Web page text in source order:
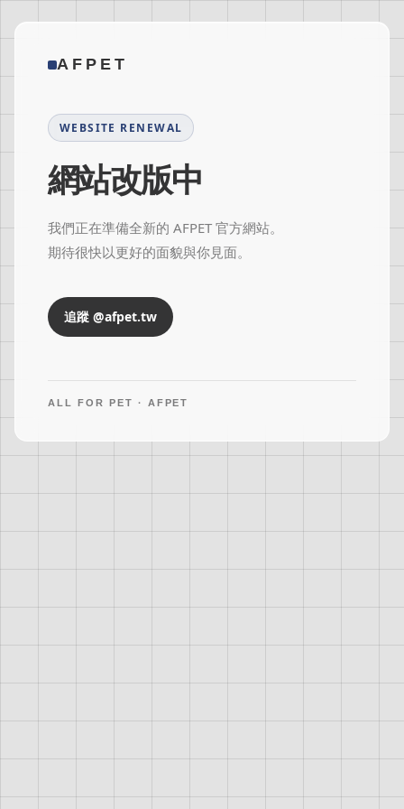
AFPET
WEBSITE RENEWAL
網站改版中
我們正在準備全新的 AFPET 官方網站。
期待很快以更好的面貌與你見面。
追蹤 @afpet.tw
ALL FOR PET · AFPET